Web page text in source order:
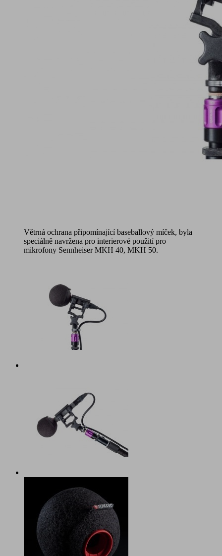
Větrná ochrana připomínající baseballový míček, byla
speciálně navržena pro interierové použití pro
mikrofony Sennheiser MKH 40, MKH 50.